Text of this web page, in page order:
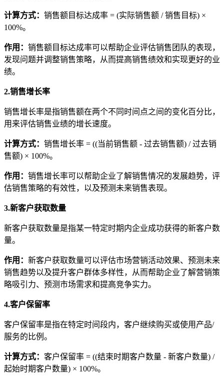
计算方式： 销售额目标达成率 = (实际销售额 / 销售目标) ×
100%。
作用 ： 销售额目标达成率可以帮助企业评估销售团队的表现，
发现问题并调整销售策略，从而提高销售绩效和实现更好的业
绩。
2.销售增长率
销售增长率是指销售额在两个不同时间点之间的变化百分比，
用来评估销售业绩的增长速度。
计算方式： 销售增长率 = ((当前销售额 - 过去销售额) / 过去销
售额) × 100%。
作用 ： 销售增长率可以帮助企业了解销售情况的发展趋势，评
估销售策略的有效性，以及预测未来销售表现。
3.新客户获取数量
新客户获取数量是指某一特定时期内企业成功获得的新客户数
量。
作用 ： 新客户获取数量可以评估市场营销活动效果、预测未来
销售趋势以及提升客户群体多样性，从而帮助企业了解营销策
略吸引力、预测市场需求和提高竞争实力。
4.客户保留率
客户保留率是指在特定时间段内，客户继续购买或使用产品/
服务的比例。
计算方式： 客户保留率 = ((结束时期客户数量 - 新客户数量) /
起始时期客户数量) × 100%。